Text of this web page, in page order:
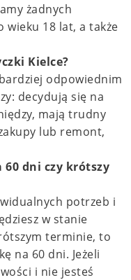
żadnych
wieku 18 lat, a także
Kielce?
odpowiednim
decydują się na
mają trudny
lub remont,
60 dni czy krótszy
potrzeb i
w stanie
terminie, to
na 60 dni. Jeżeli
i nie jesteś